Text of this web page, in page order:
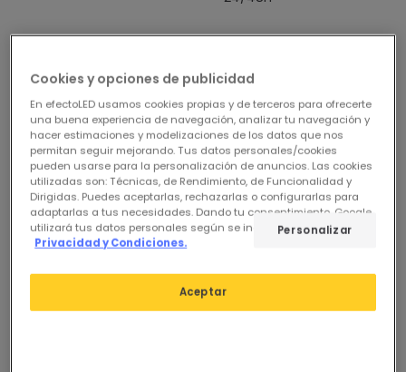
Cookies y opciones de publicidad
En efectoLED usamos cookies propias y de terceros para ofrecerte
una buena experiencia de navegación, analizar tu navegación y
hacer estimaciones y modelizaciones de los datos que nos
permitan seguir mejorando. Tus datos personales/cookies
pueden usarse para la personalización de anuncios. Las cookies
utilizadas son: Técnicas, de Rendimiento, de Funcionalidad y
Dirigidas. Puedes aceptarlas, rechazarlas o configurarlas para
adaptarlas a tus necesidades. Dando tu consentimiento, Google
utilizará tus datos personales según se indica en su sitio de
Privacidad y Condiciones.
Aceptar
Personalizar